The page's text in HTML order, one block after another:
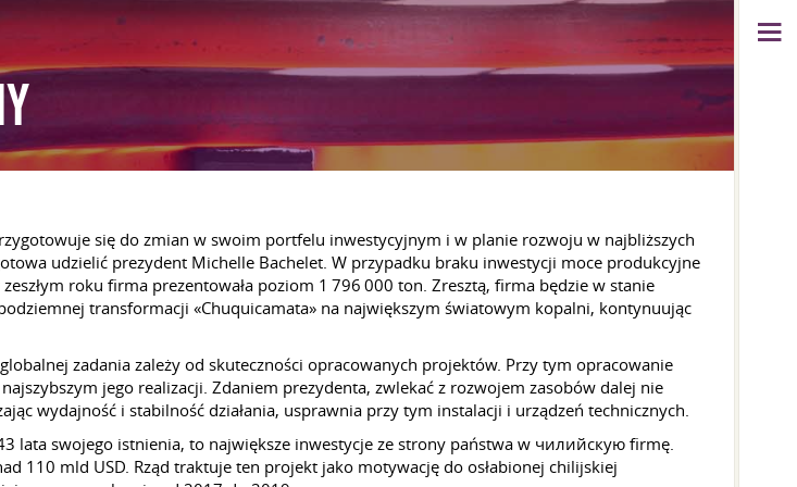
się do zmian w swoim portfelu inwestycyjnym i w planie rozwoju w najbliższych
udzielić prezydent Michelle Bachelet. W przypadku braku inwestycji moce produkcyjne
roku firma prezentowała poziom 1 796 000 ton. Zresztą, firma będzie w stanie
transformacji «Chuquicamata» na największym światowym kopalni, kontynuując
zadania zależy od skuteczności opracowanych projektów. Przy tym opracowanie
jego realizacji. Zdaniem prezydenta, zwlekać z rozwojem zasobów dalej nie
wydajność i stabilność działania, usprawnia przy tym instalacji i urządzeń technicznych.
lata swojego istnienia, to największe inwestycje ze strony państwa w чилийскую firmę.
110 mld USD. Rząd traktuje ten projekt jako motywację do osłabionej chilijskiej